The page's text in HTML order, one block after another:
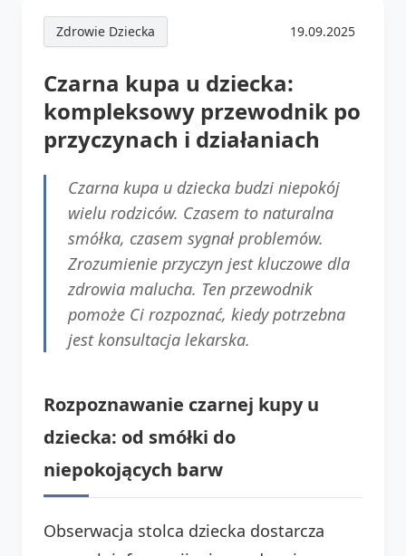
Zdrowie Dziecka 19.09.2025
Czarna kupa u dziecka:
kompleksowy przewodnik po
przyczynach i działaniach
Czarna kupa u dziecka budzi niepokój
wielu rodziców. Czasem to naturalna
smółka, czasem sygnał problemów.
Zrozumienie przyczyn jest kluczowe dla
zdrowia malucha. Ten przewodnik
pomoże Ci rozpoznać, kiedy potrzebna
jest konsultacja lekarska.
Rozpoznawanie czarnej kupy u
dziecka: od smółki do
niepokojących barw
Obserwacja stolca dziecka dostarcza